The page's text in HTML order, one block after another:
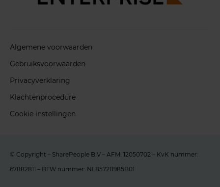
Algemene voorwaarden
Gebruiksvoorwaarden
Privacyverklaring
Klachtenprocedure
Cookie instellingen
© Copyright – SharePeople B.V – AFM: 12050702 – KvK nummer:
67882811 – BTW nummer: NL857211985B01